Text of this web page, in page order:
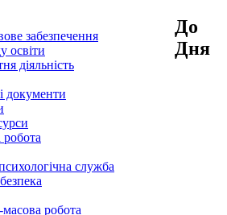
забезпечення
освіти
діяльність
документи
робота
служба
робота
До
Дня